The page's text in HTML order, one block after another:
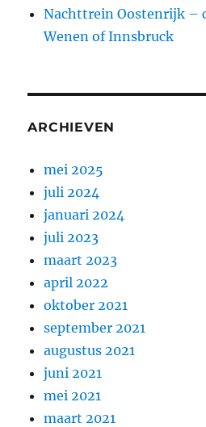
Nachttrein Oostenrijk –
Wenen of Innsbruck
ARCHIEVEN
mei 2025
juli 2024
januari 2024
juli 2023
maart 2023
april 2022
oktober 2021
september 2021
augustus 2021
juni 2021
mei 2021
maart 2021